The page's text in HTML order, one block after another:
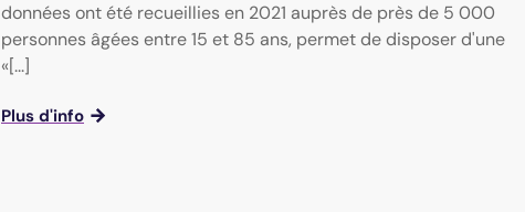
données ont été recueillies en 2021 auprès de près de 5 000
personnes âgées entre 15 et 85 ans, permet de disposer d'une
«[...]
Plus d'info